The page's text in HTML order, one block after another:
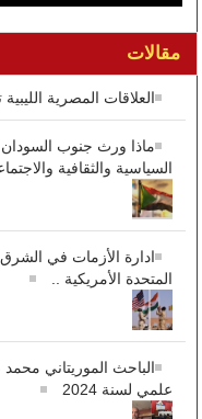
مقالات
العلاقات المصرية
ماذا ورث جنوب السودان
السياسية والثقافية
ادارة الأزمات في
المتحدة الأمريكية ..
الباحث الموريتاني
علمي لسنة 2024